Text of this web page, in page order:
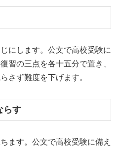
にします。公文で高校受験に
習の三点を各十五分で置き、
さず難度を下げます。
らす
ます。公文で高校受験に備え